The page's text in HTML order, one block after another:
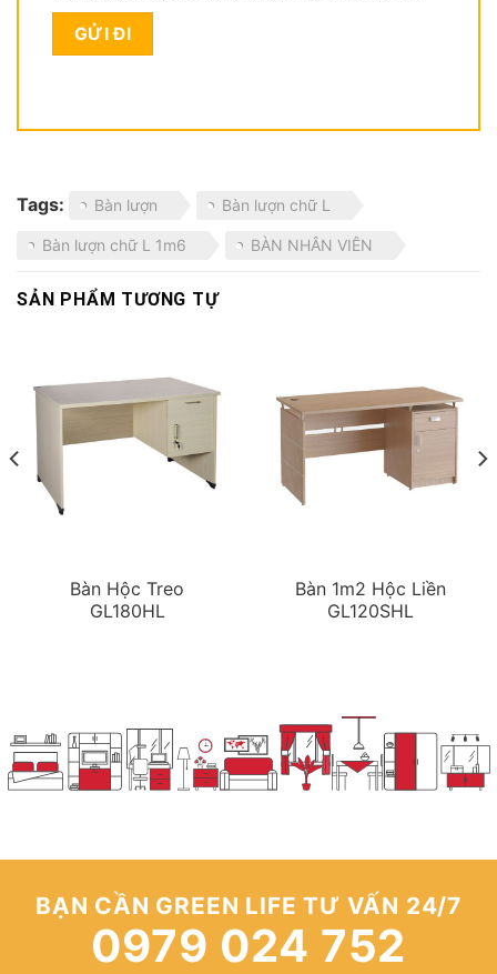
Tags: Bàn lượn Bàn lượn chữ L
Bàn lượn chữ L 1m6 BÀN NHÂN VIÊN
SẢN PHẨM TƯƠNG TỰ
Bàn Hộc Treo
GL180HL
Bàn 1m2 Hộc Liền
GL120SHL
BẠN CẦN GREEN LIFE TƯ VẤN 24/7
0979 024 752